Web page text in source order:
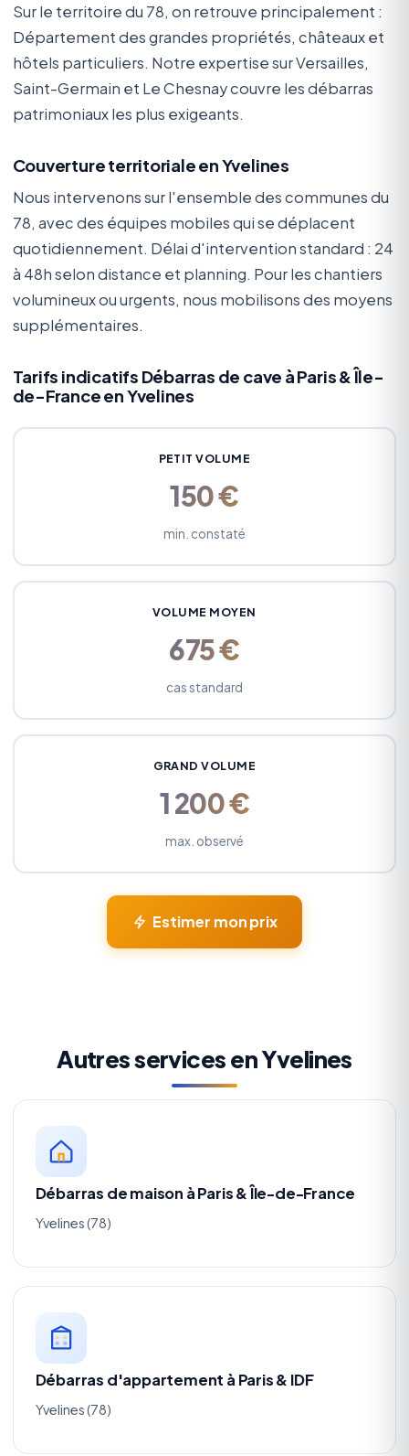
Sur le territoire du 78, on retrouve principalement :
Département des grandes propriétés, châteaux et
hôtels particuliers. Notre expertise sur Versailles,
Saint-Germain et Le Chesnay couvre les débarras
patrimoniaux les plus exigeants.
Couverture territoriale en Yvelines
Nous intervenons sur l'ensemble des communes du
78, avec des équipes mobiles qui se déplacent
quotidiennement. Délai d'intervention standard : 24
à 48h selon distance et planning. Pour les chantiers
volumineux ou urgents, nous mobilisons des moyens
supplémentaires.
Tarifs indicatifs Débarras de cave à Paris & Île-
de-France en Yvelines
PETIT VOLUME
150 €
min. constaté
VOLUME MOYEN
675 €
cas standard
GRAND VOLUME
1 200 €
max. observé
Estimer mon prix
Autres services en Yvelines
Débarras de maison à Paris & Île-de-France
Yvelines (78)
Débarras d'appartement à Paris & IDF
Yvelines (78)